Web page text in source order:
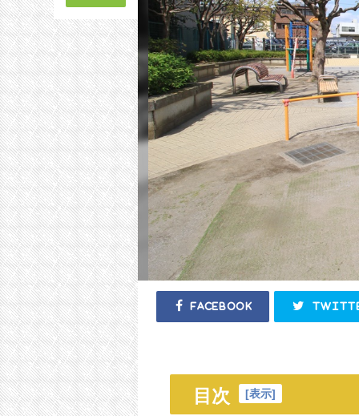
Facebook
目次 [表示]